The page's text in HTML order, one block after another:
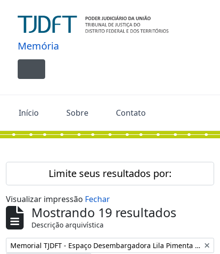
Memória
Toggle navigation
Início Sobre Contato
Limite seus resultados por:
Visualizar impressão Fechar
Mostrando 19 resultados
Descrição arquivística
Remover filtro:
Memorial TJDFT - Espaço Desembargadora Lila Pimenta Duarte